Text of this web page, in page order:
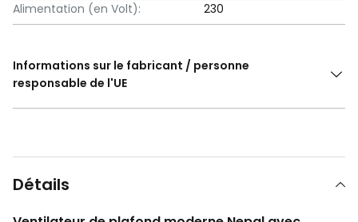
Alimentation (en Volt):
230
Informations sur le fabricant / personne
responsable de l'UE
Détails